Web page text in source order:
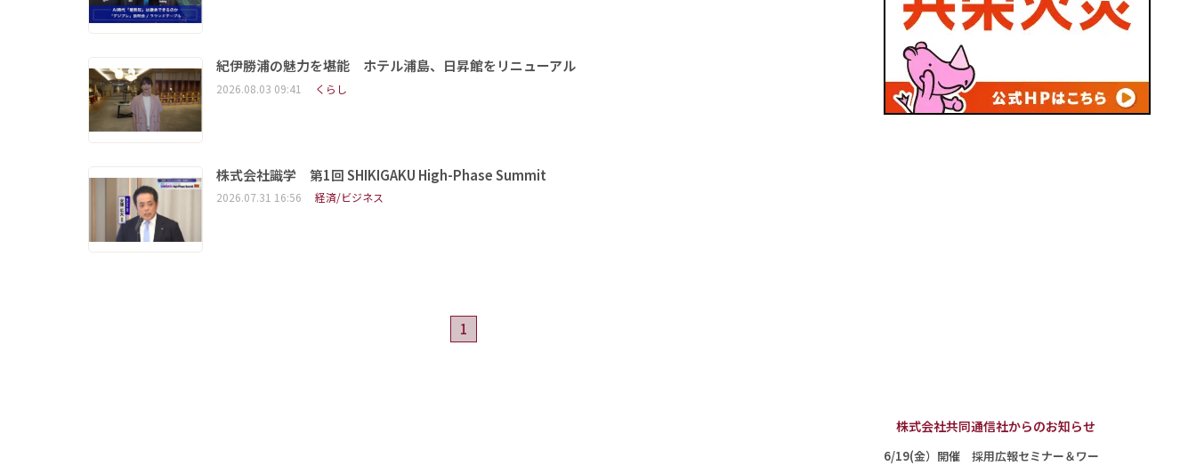
紀伊勝浦の魅力を堪能 ホテル浦島、日昇館をリニューアル
2026.08.03 09:41 くらし
株式会社識学 第1回 SHIKIGAKU High-Phase Summit
2026.07.31 16:56 経済/ビジネス
1
株式会社共同通信社からのお知らせ
6/19(金）開催 採用広報セミナー＆ワー